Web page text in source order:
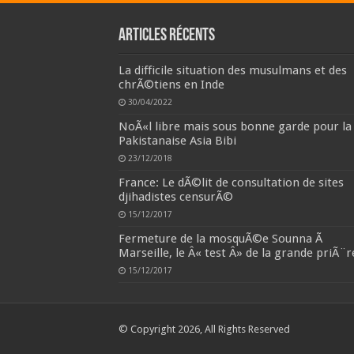
Articles récents
La difficile situation des musulmans et des
chrÃ©tiens en Inde
30/04/2022
NoÃ«l libre mais sous bonne garde pour la
Pakistanaise Asia Bibi
23/12/2018
France: Le dÃ©lit de consultation de sites
djihadistes censurÃ©
15/12/2017
Fermeture de la mosquÃ©e Sounna Ã
Marseille, le Â« test Â» de la grande
15/12/2017
© Copyright 2026, All Rights Reserved